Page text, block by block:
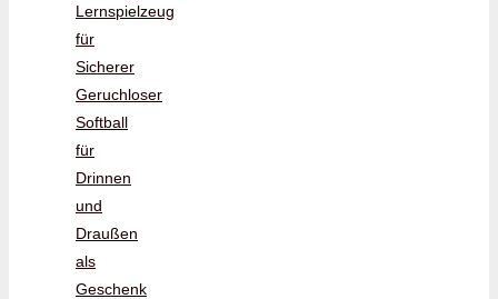
Lernspielzeug
für
Sicherer
Geruchloser
Softball
für
Drinnen
und
Draußen
als
Geschenk